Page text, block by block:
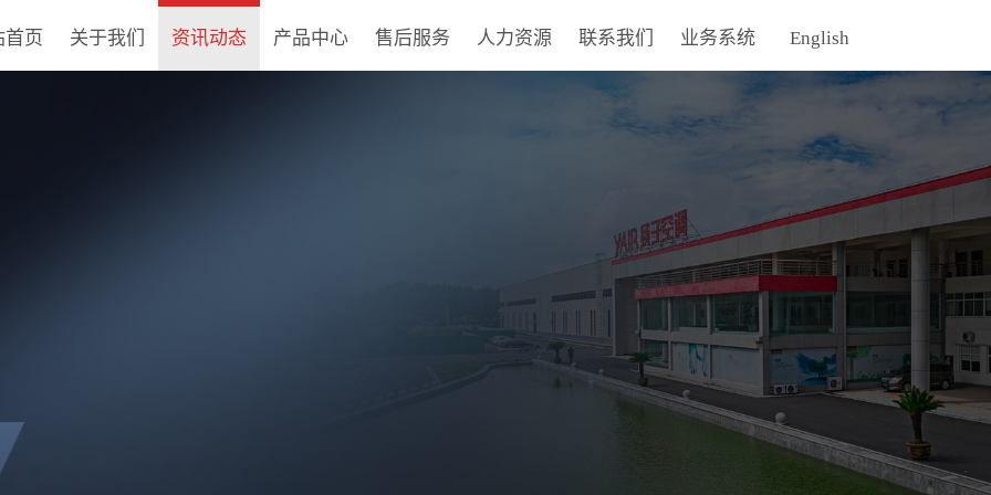
首页 关于我们 资讯动态 产品中心 售后服务 人力资源 联系我们 业务系统 English